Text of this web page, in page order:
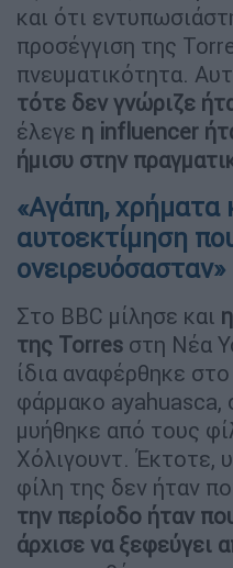
και ότι
προσέγγιση της
πνευματικότητα.
τότε δεν γνώριζε
έλεγε η influencer
ήμισυ στην
«Αγάπη, χρήματα
αυτοεκτίμηση
ονειρευόσασταν»
Στο BBC μίλησε και
της Torres στη Νέα
ίδια αναφέρθηκε
φάρμακο ayahuasca,
μυήθηκε από τους
Χόλιγουντ. Έκτοτε,
φίλη της δεν ήταν
την περίοδο ήταν
άρχισε να ξεφεύγει